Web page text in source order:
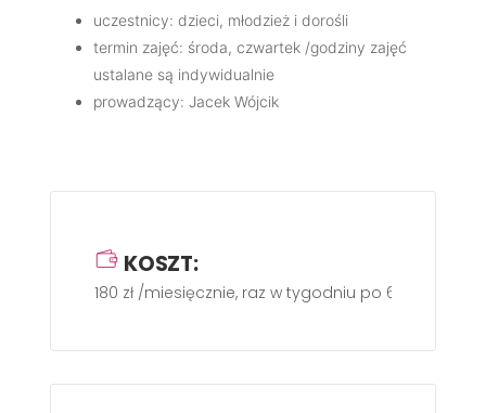
uczestnicy: dzieci, młodzież i dorośli
termin zajęć: środa, czwartek /godziny zajęć
ustalane są indywidualnie
prowadzący: Jacek Wójcik
KOSZT:
180 zł /miesięcznie, raz w tygodniu po 60 min.